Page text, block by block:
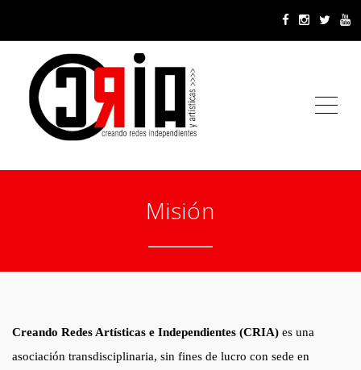
Misión
Creando Redes Artísticas e Independientes (CRIA) es una
asociación transdisciplinaria, sin fines de lucro con sede en